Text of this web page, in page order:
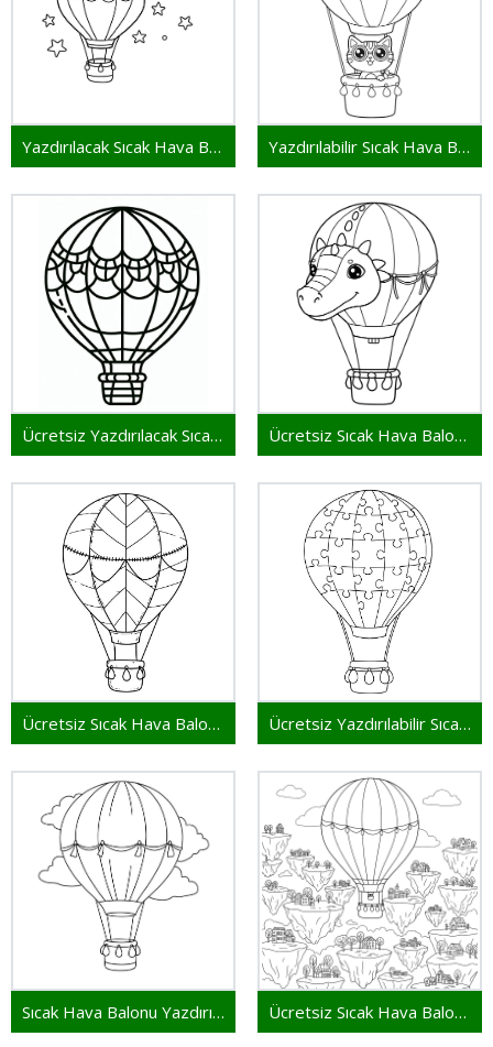
Yazdırılacak Sıcak Hava Balonu Yazdırılabilir Sıcak Hava Balonu
Ücretsiz Yazdırılacak Sıcak Hava Balonu Ücretsiz Sıcak Hava Balonu Yazdırılabilir
Ücretsiz Sıcak Hava Balonu Ücretsiz Yazdırılabilir Sıcak Hava Balonu
Sıcak Hava Balonu Yazdırılabilir Ücretsiz Sıcak Hava Balonu Resmi